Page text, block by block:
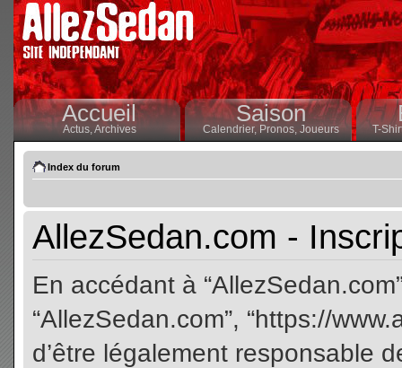
Accueil
Actus,Archives
Saison
Calendrier,Pronos, Joueurs T-
Index du forum
AllezSedan.com -
En accédant à
“AllezSedan.com”, “https://
d’être légalement responsable